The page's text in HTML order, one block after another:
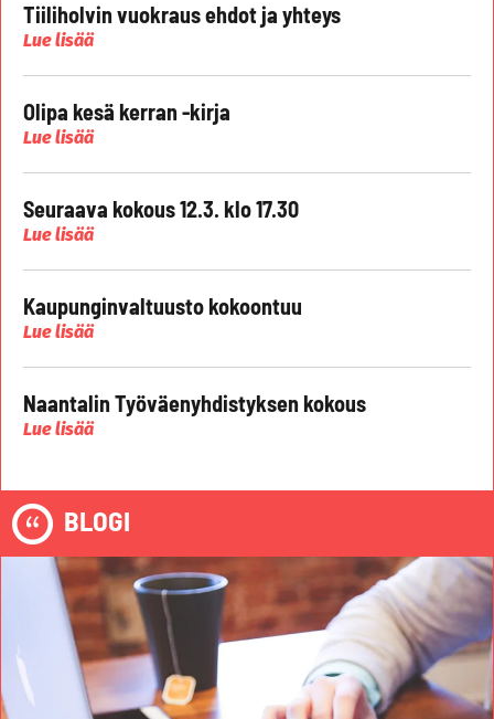
Tiiliholvin vuokraus ehdot ja yhteys
Lue lisää
Olipa kesä kerran -kirja
Lue lisää
Seuraava kokous 12.3. klo 17.30
Lue lisää
Kaupunginvaltuusto kokoontuu
Lue lisää
Naantalin Työväenyhdistyksen kokous
Lue lisää
BLOGI